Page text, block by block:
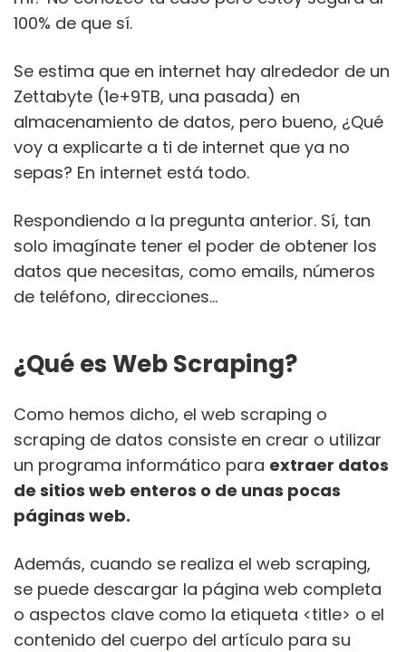
100% de que sí.
Se estima que en internet hay alrededor de un
Zettabyte (1e+9TB, una pasada) en
almacenamiento de datos, pero bueno, ¿Qué
voy a explicarte a ti de internet que ya no
sepas? En internet está todo.
Respondiendo a la pregunta anterior. Sí, tan
solo imagínate tener el poder de obtener los
datos que necesitas, como emails, números
de teléfono, direcciones…
¿Qué es Web Scraping?
Como hemos dicho, el web scraping o
scraping de datos consiste en crear o utilizar
un programa informático para extraer datos
de sitios web enteros o de unas pocas
páginas web.
Además, cuando se realiza el web scraping,
se puede descargar la página web completa
o aspectos clave como la etiqueta <title> o el
contenido del cuerpo del artículo para su